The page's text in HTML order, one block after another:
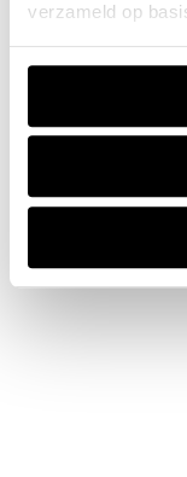
verzameld op